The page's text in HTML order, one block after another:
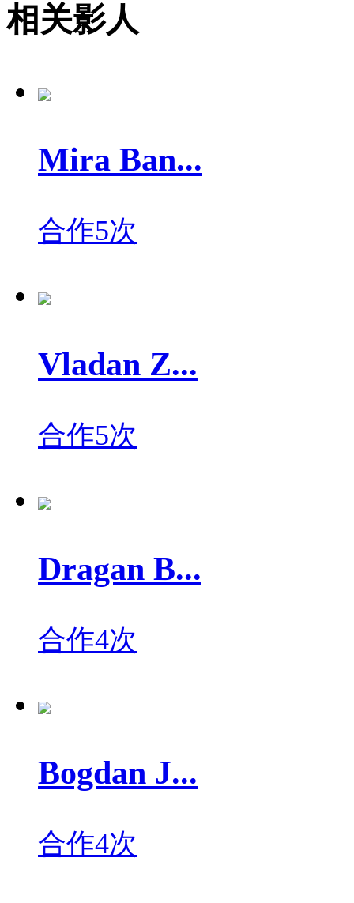
相关影人
Mira Ban...
合作5次
Vladan Z...
合作5次
Dragan B...
合作4次
Bogdan J...
合作4次